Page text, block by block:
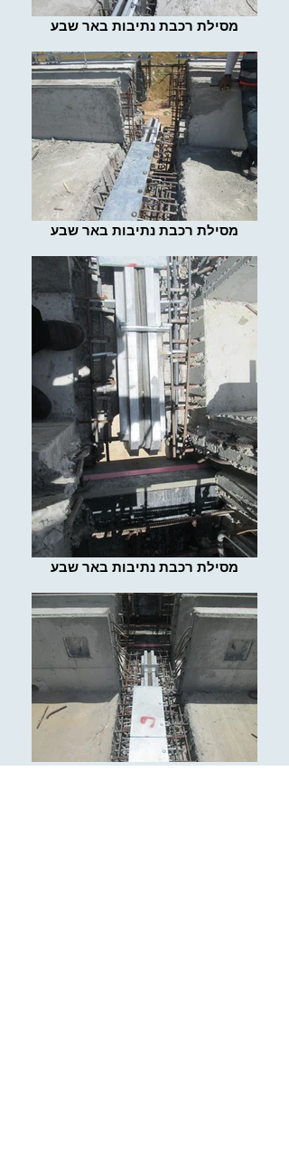
מסילת רכבת נתיבות באר שבע
מסילת רכבת נתיבות באר שבע
מסילת רכבת נתיבות באר שבע